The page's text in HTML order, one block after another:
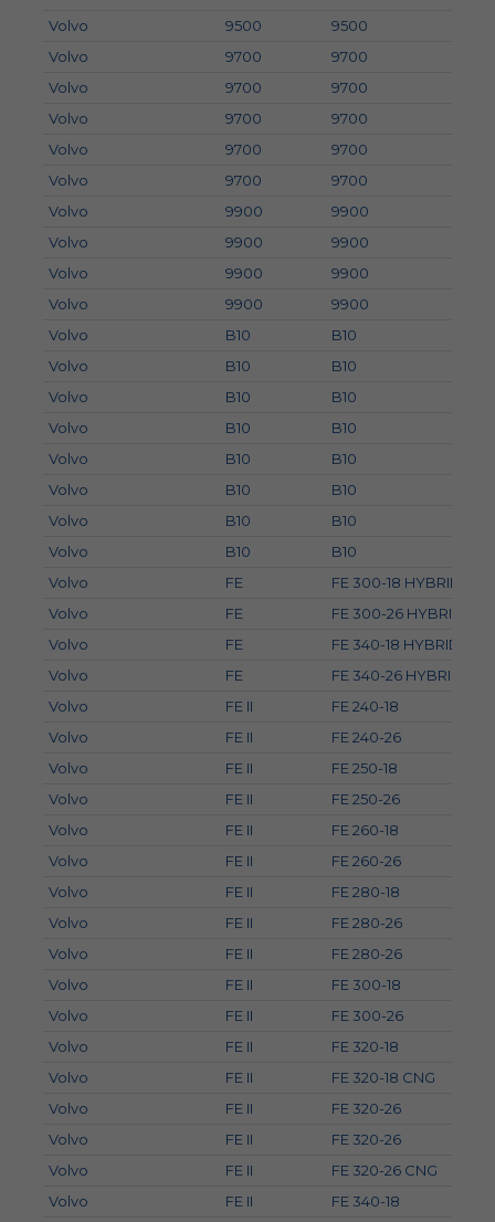
Volvo
9500
9500
Volvo
9700
9700
Volvo
9700
9700
Volvo
9700
9700
Volvo
9700
9700
Volvo
9700
9700
Volvo
9900
9900
Volvo
9900
9900
Volvo
9900
9900
Volvo
9900
9900
Volvo
B10
B10
Volvo
B10
B10
Volvo
B10
B10
Volvo
B10
B10
Volvo
B10
B10
Volvo
B10
B10
Volvo
B10
B10
Volvo
B10
B10
Volvo
FE
FE 300-18 HYBRID
Volvo
FE
FE 300-26 HYBRID
Volvo
FE
FE 340-18 HYBRID
Volvo
FE
FE 340-26 HYBRID
Volvo
FE II
FE 240-18
Volvo
FE II
FE 240-26
Volvo
FE II
FE 250-18
Volvo
FE II
FE 250-26
Volvo
FE II
FE 260-18
Volvo
FE II
FE 260-26
Volvo
FE II
FE 280-18
Volvo
FE II
FE 280-26
Volvo
FE II
FE 280-26
Volvo
FE II
FE 300-18
Volvo
FE II
FE 300-26
Volvo
FE II
FE 320-18
Volvo
FE II
FE 320-18 CNG
Volvo
FE II
FE 320-26
Volvo
FE II
FE 320-26
Volvo
FE II
FE 320-26 CNG
Volvo
FE II
FE 340-18